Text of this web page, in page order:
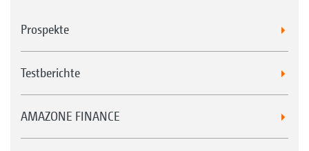
Prospekte
Testberichte
AMAZONE FINANCE